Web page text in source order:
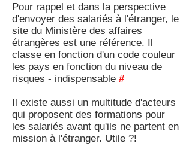
Pour rappel et dans la perspective
d'envoyer des salariés à l'étranger, le
site du Ministère des affaires
étrangères est une référence. Il
classe en fonction d'un code couleur
les pays en fonction du niveau de
risques - indispensable #
Il existe aussi un multitude d'acteurs
qui proposent des formations pour
les salariés avant qu'ils ne partent en
mission à l'étranger. Utile ?!